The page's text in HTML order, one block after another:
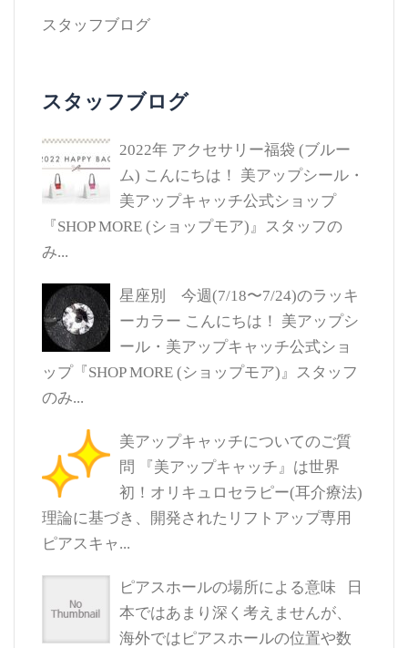
スタッフブログ
スタッフブログ
2022年 アクセサリー福袋 (ブルー
ム) こんにちは！ 美アップシール・
美アップキャッチ公式ショップ
『SHOP MORE (ショップモア)』スタッフの
み...
星座別 今週(7/18〜7/24)のラッキ
ーカラー こんにちは！ 美アップシ
ール・美アップキャッチ公式ショ
ップ『SHOP MORE (ショップモア)』スタッフ
のみ...
美アップキャッチについてのご質
問
『美アップキャッチ』は世界
初！オリキュロセラピー(耳介療法)
理論に基づき、開発されたリフトアップ専用
ピアスキャ...
ピアスホールの場所による意味
日
本ではあまり深く考えませんが、
海外ではピアスホールの位置や数